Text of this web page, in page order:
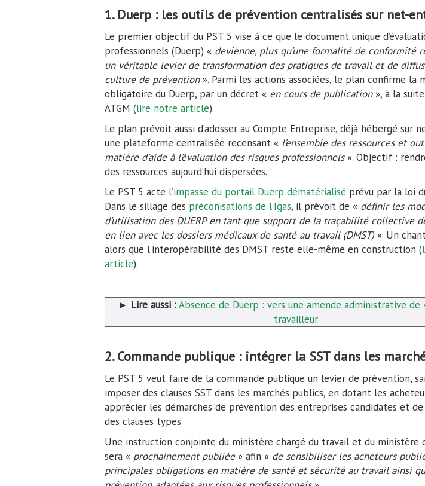
1. Duerp : les outils de prévention centralisés sur net-
Le premier objectif du PST 5 vise à ce que le document unique
professionnels (Duerp) « devienne, plus qu’une formalité de conformité
un véritable levier de transformation des pratiques de travail et de
culture de prévention». Parmi les actions associées, le plan confirme la
obligatoire du Duerp, par un décret « en cours de publication», à la
ATGM (lire notre article).
Le plan prévoit aussi d’adosser au Compte Entreprise, déjà hébergé sur
une plateforme centralisée recensant « l’ensemble des ressources et
matière d’aide à l’évaluation des risques professionnels». Objectif :
des ressources aujourd’hui dispersées.
Le PST 5 acte l’impasse du portail Duerp dématérialisé prévu par la loi
Dans le sillage des préconisations de l’Igas, il prévoit de « définir les
d’utilisation des DUERP en tant que support de la traçabilité collective
en lien avec les dossiers médicaux de santé au travail (DMST)». Un
alors que l’interopérabilité des DMST reste elle-même en construction (
article).
► Lire aussi : Absence de Duerp : vers une amende administrative de
travailleur
2. Commande publique : intégrer la SST dans les
Le PST 5 veut faire de la commande publique un levier de prévention,
imposer des clauses SST dans les marchés publics, en dotant les
apprécier les démarches de prévention des entreprises candidates et
des clauses types.
Une instruction conjointe du ministère chargé du travail et du ministère
sera « prochainement publiée» afin « de sensibiliser les acheteurs
principales obligations en matière de santé et sécurité au travail ainsi